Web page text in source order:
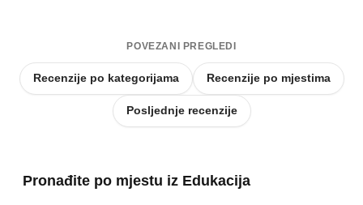
POVEZANI PREGLEDI
Recenzije po kategorijama Recenzije po mjestima
Posljednje recenzije
Pronađite po mjestu iz Edukacija